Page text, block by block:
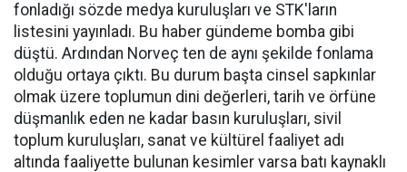
fonladığı sözde medya kuruluşları ve STK'ların
listesini yayınladı. Bu haber gündeme bomba gibi
düştü. Ardından Norveç ten de aynı şekilde fonlama
olduğu ortaya çıktı. Bu durum başta cinsel sapkınlar
olmak üzere toplumun dini değerleri, tarih ve örfüne
düşmanlık eden ne kadar basın kuruluşları, sivil
toplum kuruluşları, sanat ve kültürel faaliyet adı
altında faaliyette bulunan kesimler varsa batı kaynaklı